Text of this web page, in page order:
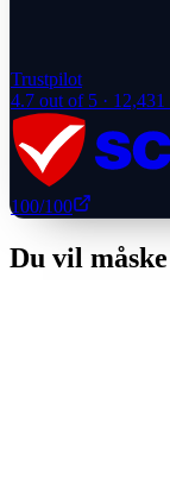
Trustpilot
4.7 out of 5 · 12,431
100/100
Du vil